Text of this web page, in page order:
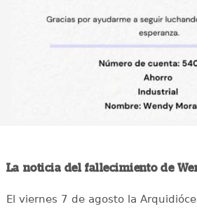
La noticia del fallecimiento de
El viernes 7 de agosto la